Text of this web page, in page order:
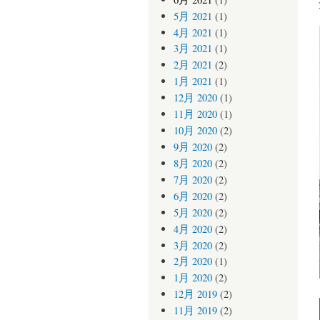
5月 2021 (1)
4月 2021 (1)
3月 2021 (1)
2月 2021 (2)
1月 2021 (1)
12月 2020(1)
11月 2020(1)
10月 2020(2)
9月 2020(2)
8月 2020(2)
7月 2020(2)
6月 2020(2)
5月 2020(2)
4月 2020(2)
3月 2020(2)
2月 2020(1)
1月 2020(2)
12月 2019(2)
11月 2019(2)